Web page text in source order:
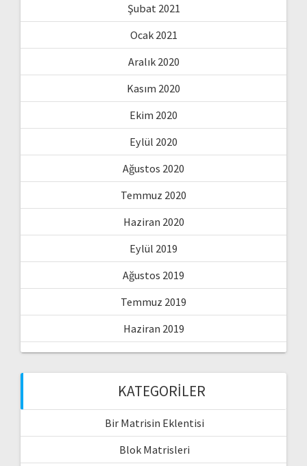
Şubat 2021
Ocak 2021
Aralık 2020
Kasım 2020
Ekim 2020
Eylül 2020
Ağustos 2020
Temmuz 2020
Haziran 2020
Eylül 2019
Ağustos 2019
Temmuz 2019
Haziran 2019
KATEGORILER
Bir Matrisin Eklentisi
Blok Matrisleri